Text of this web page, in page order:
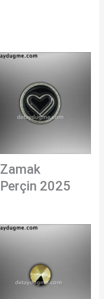
Zamak
Perçin 2025